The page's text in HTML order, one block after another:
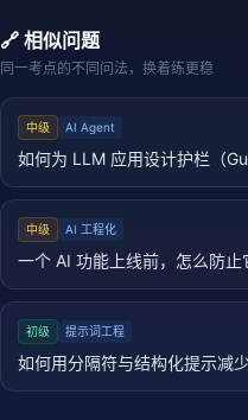
🔗 相似问题
同一考点的不同问法，换着练更稳
中级 AI Agent
如何为 LLM 应用设计护栏（
中级 AI 工程化
一个 AI 功能上线前，怎么防止
初级 提示词工程
如何用分隔符与结构化提示减